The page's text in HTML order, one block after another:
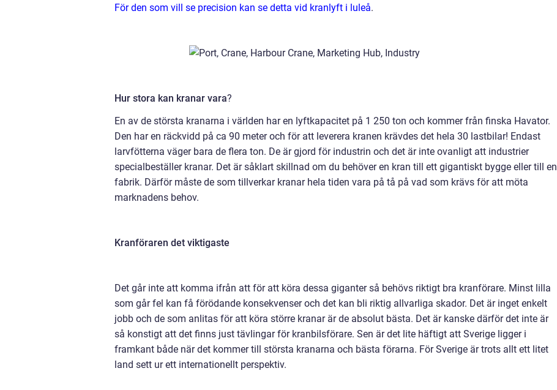
För den som vill se precision kan se detta vid kranlyft i luleå.
Hur stora kan kranar vara?
En av de största kranarna i världen har en lyftkapacitet på 1 250 ton och kommer från finska Havator.
Den har en räckvidd på ca 90 meter och för att leverera kranen krävdes det hela 30 lastbilar! Endast
larvfötterna väger bara de flera ton. De är gjord för industrin och det är inte ovanligt att industrier
specialbeställer kranar. Det är såklart skillnad om du behöver en kran till ett gigantiskt bygge eller till en
fabrik. Därför måste de som tillverkar kranar hela tiden vara på tå på vad som krävs för att möta
marknadens behov.
Kranföraren det viktigaste
Det går inte att komma ifrån att för att köra dessa giganter så behövs riktigt bra kranförare. Minst lilla
som går fel kan få förödande konsekvenser och det kan bli riktig allvarliga skador. Det är inget enkelt
jobb och de som anlitas för att köra större kranar är de absolut bästa. Det är kanske därför det inte är
så konstigt att det finns just tävlingar för kranbilsförare. Sen är det lite häftigt att Sverige ligger i
framkant både när det kommer till största kranarna och bästa förarna. För Sverige är trots allt ett litet
land sett ur ett internationellt perspektiv.